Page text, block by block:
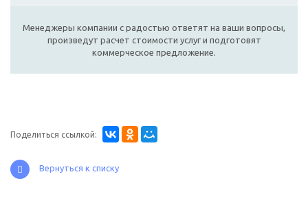
Менеджеры компании с радостью ответят на ваши вопросы,
произведут расчет стоимости услуг и подготовят
коммерческое предложение.
Поделиться ссылкой:
Вернуться к списку